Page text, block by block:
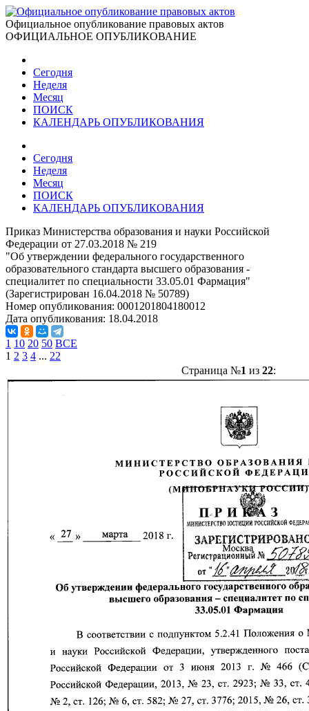
Официальное опубликование правовых актов
ОФИЦИАЛЬНОЕ ОПУБЛИКОВАНИЕ
Сегодня
Неделя
Месяц
ПОИСК
КАЛЕНДАРЬ ОПУБЛИКОВАНИЯ
Сегодня
Неделя
Месяц
ПОИСК
КАЛЕНДАРЬ ОПУБЛИКОВАНИЯ
Приказ Министерства образования и науки Российской
Федерации от 27.03.2018 № 219
"Об утверждении федерального государственного
образовательного стандарта высшего образования -
специалитет по специальности 33.05.01 Фармация"
(Зарегистрирован 16.04.2018 № 50789)
Номер опубликования: 0001201804180012
Дата опубликования: 18.04.2018
1 10 20 50 ВСЕ
1 2 3 4 ... 22
Страница №1 из 22: